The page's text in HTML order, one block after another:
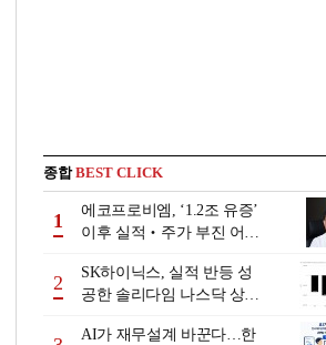
종합BEST CLICK
1
에코프로비엠, ‘1.2조 유증’
이후 실적‧주가 부진 어쩌
2
SK하이닉스, 실적 반등 성
공한 솔리다임 나스닥 상장
AI가 재무설계 바꾼다…한